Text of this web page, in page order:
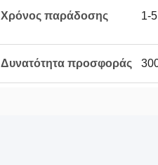
Χρόνος παράδοσης 1-
Δυνατότητα προσφοράς